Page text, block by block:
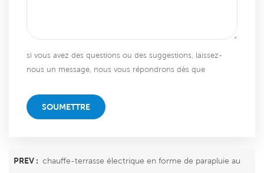
si vous avez des questions ou des suggestions, laissez-
nous un message, nous vous répondrons dès que
SOUMETTRE
PREV : chauffe-terrasse électrique en forme de parapluie au